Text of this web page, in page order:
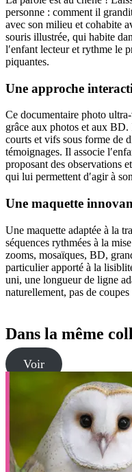
personne : comment il
avec son milieu et cohabite
souris illustrée, qui habite
l′enfant lecteur et rythme le
piquantes.
Une approche
Ce documentaire photo
grâce aux photos et aux
courts et vifs sous forme de
témoignages. Il associe
proposant des observations
qui lui permettent d′agir à
Une maquette
Une maquette adaptée à la
séquences rythmées à la
zooms, mosaïques, BD,
particulier apporté à la
uni, une longueur de ligne
naturellement, pas de coupes
Dans la même
Voir